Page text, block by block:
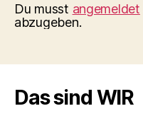
Du musst angemeldet
abzugeben.
Das sind WIR